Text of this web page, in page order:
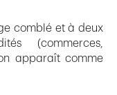
comblé et à deux
(commerces,
apparaît comme